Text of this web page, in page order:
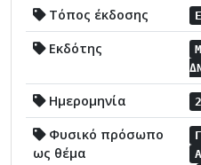
Τόπος έκδοσης
Εκδότης
Ημερομηνία
Φυσικό πρόσωπο
ως θέμα